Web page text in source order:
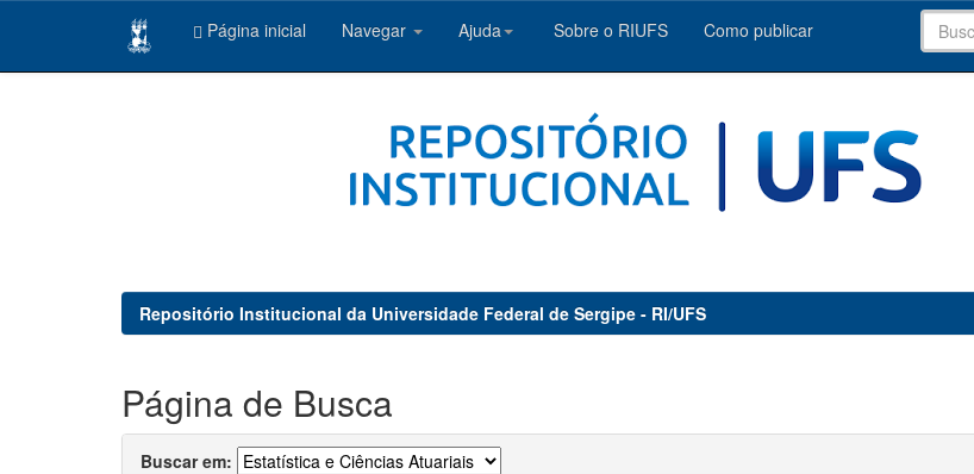
Página inicial Navegar Ajuda Sobre o RIUFS Como publicar
Repositório Institucional da Universidade Federal de Sergipe - RI/UFS
Página de Busca
Buscar em: